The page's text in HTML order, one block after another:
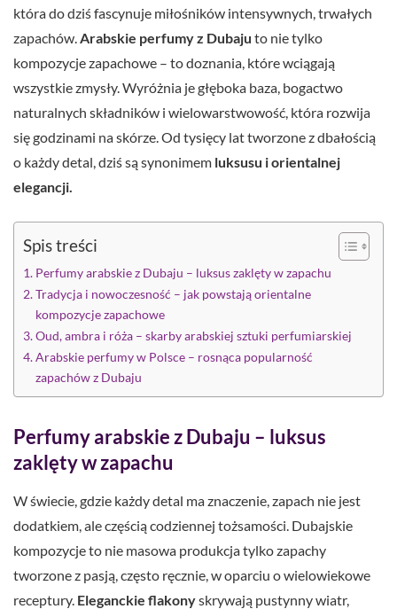
która do dziś fascynuje miłośników intensywnych, trwałych
zapachów.Arabskie perfumy z Dubaju to nie tylko
kompozycje zapachowe – to doznania, które wciągają
wszystkie zmysły. Wyróżnia je głęboka baza, bogactwo
naturalnych składników i wielowarstwowość, która rozwija
się godzinami na skórze. Od tysięcy lat tworzone z dbałością
o każdy detal, dziś są synonimem luksusu i orientalnej
elegancji.
Spis treści
Perfumy arabskie z Dubaju – luksus zaklęty w zapachu
Tradycja i nowoczesność – jak powstają orientalne
kompozycje zapachowe
Oud, ambra i róża – skarby arabskiej sztuki perfumiarskiej
Arabskie perfumy w Polsce – rosnąca popularność
zapachów z Dubaju
Perfumy arabskie z Dubaju – luksus
zaklęty w zapachu
W świecie, gdzie każdy detal ma znaczenie, zapach nie jest
dodatkiem, ale częścią codziennej tożsamości. Dubajskie
kompozycje to nie masowa produkcja tylko zapachy
tworzone z pasją, często ręcznie, w oparciu o wielowiekowe
receptury. Eleganckie flakonyskrywają pustynny wiatr,